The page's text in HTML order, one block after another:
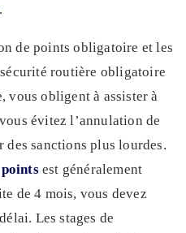
.
de points obligatoire et les
routière obligatoire
vous obligent à assister à
évitez l’annulation de
sanctions plus lourdes.
est généralement
de 4 mois, vous devez
Les stages de